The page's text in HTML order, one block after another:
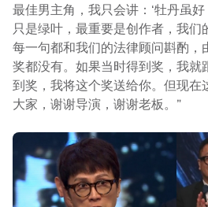
最佳男主角，我只会讲：‘牡丹虽
只是绿叶，最重要是创作者，我
每一句都和我们的法律顾问斟酌，
奖都没有。如果当时得到奖，我就
到奖，我将这个奖送给你。但现在
大家，谢谢导演，谢谢老板。”